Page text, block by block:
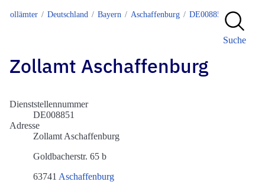
Zollämter Deutschland Bayern Aschaffenburg DE008851
Suche
Zollamt Aschaffenburg
Dienststellennummer
DE008851
Adresse
Zollamt Aschaffenburg
Goldbacherstr. 65 b
63741 Aschaffenburg